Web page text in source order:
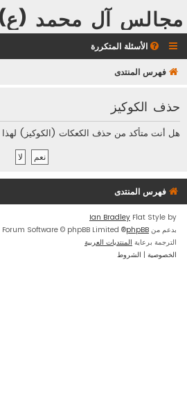
مجالس آل محمد (ع)
الأسئلة المتكررة
فهرس المنتدى
حذف الكوكيز
هل أنت متأكد من حذف الكعكات (الكوكيز) لهذا
فهرس المنتدى
Flat Style by
Ian Bradley
بدعم من phpBB
® Forum Software © phpBB Limited
الترجمة برعاية المنتديات العربية
الخصوصية | الشروط